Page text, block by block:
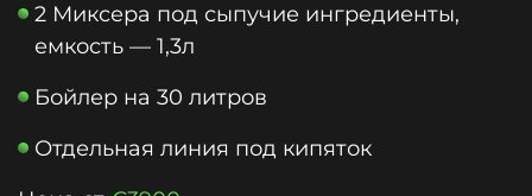
2 Миксера под сыпучие ингредиенты,
емкость — 1,3л
Бойлер на 30 литров
Отдельная линия под кипяток